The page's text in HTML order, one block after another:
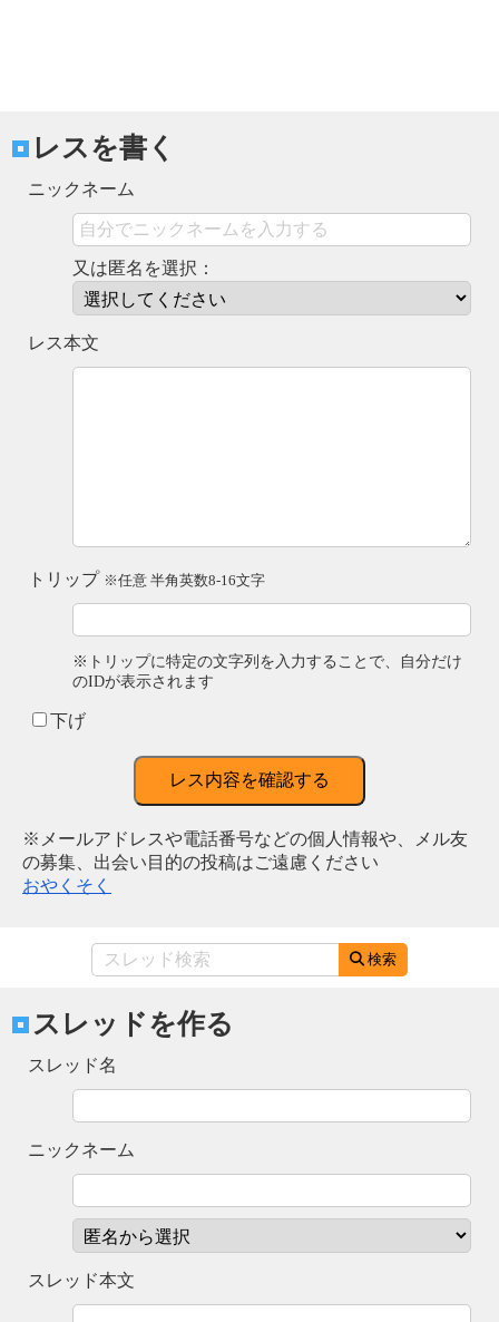
レスを書く
ニックネーム
又は匿名を選択：
レス本文
トリップ ※任意 半角英数8-16文字
※トリップに特定の文字列を入力することで、自分だけ
のIDが表示されます
下げ
レス内容を確認する
※メールアドレスや電話番号などの個人情報や、メル友
の募集、出会い目的の投稿はご遠慮ください
おやくそく
検索
スレッドを作る
スレッド名
ニックネーム
スレッド本文